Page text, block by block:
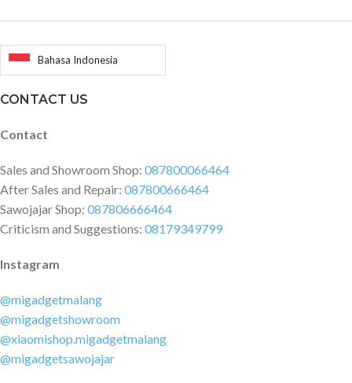
Bahasa Indonesia
CONTACT US
Contact
Sales and Showroom Shop: 087800066464
After Sales and Repair: 087800666464
Sawojajar Shop: 087806666464
Criticism and Suggestions: 08179349799
Instagram
@migadgetmalang
@migadgetshowroom
@xiaomishop.migadgetmalang
@migadgetsawojajar